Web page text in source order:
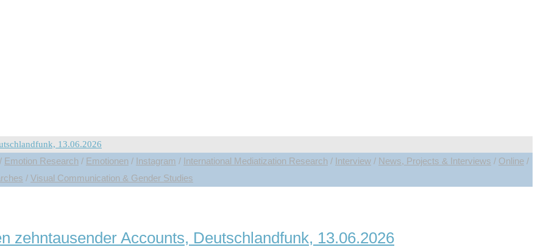
mit Katrin Döveling | 12.06.2026
/ Emotion Research / Emotionen / Instagram / International Mediatization Research / Interview / News, Projects & Interviews / Online /
/ Visual Communication & Gender Studies
zehntausender Accounts, Deutschlandfunk, 13.06.2026